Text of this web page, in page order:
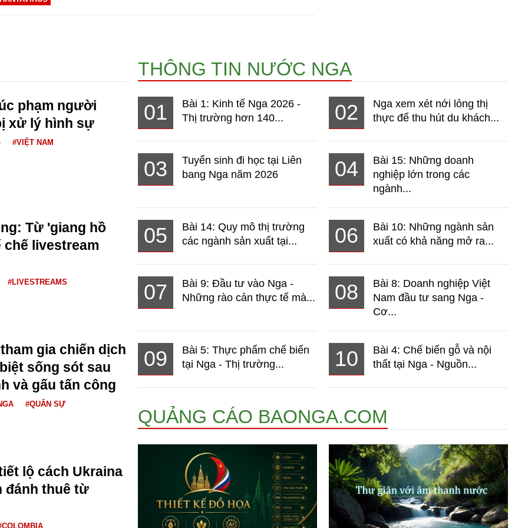
phạm người
xử lý hình sự
#VIỆT NAM
Từ 'giang hồ
chế livestream
#LIVESTREAMS
gia chiến dịch
sống sót sau
và gấu tấn công
#QUÂN SỰ
lộ cách Ukraina
đánh thuê từ
THÔNG TIN NƯỚC NGA
01
Bài 1: Kinh tế Nga 2026 -
Thị trường hơn 140...
02
Nga xem xét nới lỏng thị
thực để thu hút du khách...
03
Tuyển sinh đi học tại Liên
bang Nga năm 2026
04
Bài 15: Những doanh
nghiệp lớn trong các
ngành...
05
Bài 14: Quy mô thị trường
các ngành sản xuất tại...
06
Bài 10: Những ngành sản
xuất có khả năng mở ra...
07
Bài 9: Đầu tư vào Nga -
Những rào cản thực tế mà...
08
Bài 8: Doanh nghiệp Việt
Nam đầu tư sang Nga -
Cơ...
09
Bài 5: Thực phẩm chế biến
tại Nga - Thị trường...
10
Bài 4: Chế biến gỗ và nội
thất tại Nga - Nguồn...
QUẢNG CÁO BAONGA.COM